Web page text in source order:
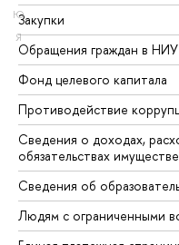
Ю
Я
Закупки
Обращения граждан в
Фонд целевого капитала
Противодействие
Сведения о доходах,
обязательствах
Сведения об
Людям с ограниченными